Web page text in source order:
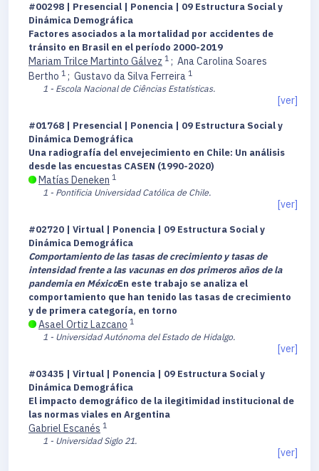
#00298 | Presencial | Ponencia | 09 Estructura Social y
Dinámica Demográfica
Factores asociados a la mortalidad por accidentes de
tránsito en Brasil en el período 2000-2019
Mariam Trilce Martinto Gálvez 1 ; Ana Carolina Soares
Bertho 1 ; Gustavo da Silva Ferreira 1
1 - Escola Nacional de Ciências Estatísticas.
[ver]
#01768 | Presencial | Ponencia | 09 Estructura Social y
Dinámica Demográfica
Una radiografía del envejecimiento en Chile: Un análisis
desde las encuestas CASEN (1990-2020)
Matías Deneken 1
1 - Pontificia Universidad Católica de Chile.
[ver]
#02720 | Virtual | Ponencia | 09 Estructura Social y
Dinámica Demográfica
Comportamiento de las tasas de crecimiento y tasas de
intensidad frente a las vacunas en dos primeros años de la
pandemia en MéxicoEn este trabajo se analiza el
comportamiento que han tenido las tasas de crecimiento
y de primera categoría, en torno
Asael Ortiz Lazcano 1
1 - Universidad Autónoma del Estado de Hidalgo.
[ver]
#03435 | Virtual | Ponencia | 09 Estructura Social y
Dinámica Demográfica
El impacto demográfico de la ilegitimidad institucional de
las normas viales en Argentina
Gabriel Escanés 1
1 - Universidad Siglo 21.
[ver]